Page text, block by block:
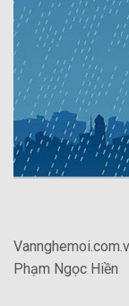
Phạm Ngọc Hiền